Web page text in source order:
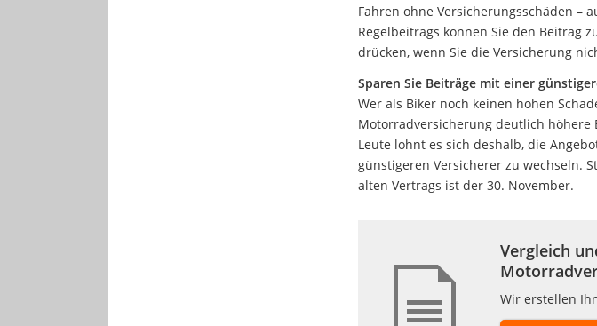
Fahren ohne Versicherungsschäden –
Regelbeitrags können Sie den Beitrag
drücken, wenn Sie die Versicherung
Sparen Sie Beiträge mit einer
Wer als Biker noch keinen hohen
Motorradversicherung deutlich höhere
Leute lohnt es sich deshalb, die
günstigeren Versicherer zu wechseln.
alten Vertrags ist der 30. November.
Vergleich
Wir erstellen